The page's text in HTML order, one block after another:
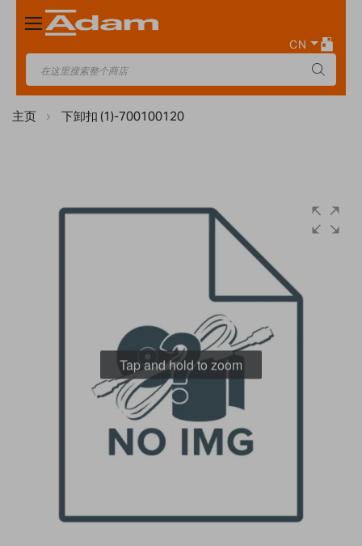
Toggle
Nav
CN
主页 下卸扣 (1)-700100120
Tap and hold to zoom